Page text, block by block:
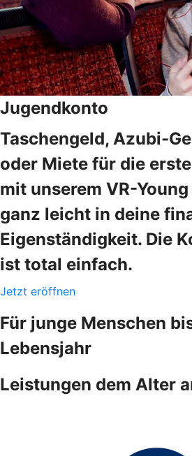
Jugendkonto
Taschengeld, Azubi-
oder Miete für die
mit unserem VR-
ganz leicht in deine
Eigenständigkeit. Die
ist total einfach.
Jetzt eröffnen
Für junge Menschen
Lebensjahr
Leistungen dem Alter